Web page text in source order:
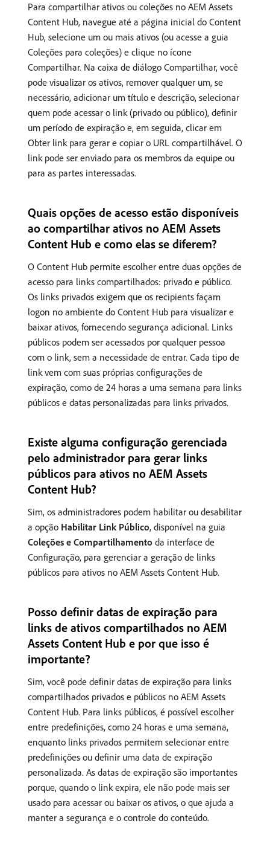
Para compartilhar ativos ou coleções no AEM Assets
Content Hub, navegue até a página inicial do Content
Hub, selecione um ou mais ativos (ou acesse a guia
Coleções para coleções) e clique no ícone
Compartilhar. Na caixa de diálogo Compartilhar, você
pode visualizar os ativos, remover qualquer um, se
necessário, adicionar um título e descrição, selecionar
quem pode acessar o link (privado ou público), definir
um período de expiração e, em seguida, clicar em
Obter link para gerar e copiar o URL compartilhável. O
link pode ser enviado para os membros da equipe ou
para as partes interessadas.
Quais opções de acesso estão disponíveis
ao compartilhar ativos no AEM Assets
Content Hub e como elas se diferem?
O Content Hub permite escolher entre duas opções de
acesso para links compartilhados: privado e público.
Os links privados exigem que os recipients façam
logon no ambiente do Content Hub para visualizar e
baixar ativos, fornecendo segurança adicional. Links
públicos podem ser acessados por qualquer pessoa
com o link, sem a necessidade de entrar. Cada tipo de
link vem com suas próprias configurações de
expiração, como de 24 horas a uma semana para links
públicos e datas personalizadas para links privados.
Existe alguma configuração gerenciada
pelo administrador para gerar links
públicos para ativos no AEM Assets
Content Hub?
Sim, os administradores podem habilitar ou desabilitar
a opção Habilitar Link Público, disponível na guia
Coleções e Compartilhamento da interface de
Configuração, para gerenciar a geração de links
públicos para ativos no AEM Assets Content Hub.
Posso definir datas de expiração para
links de ativos compartilhados no AEM
Assets Content Hub e por que isso é
importante?
Sim, você pode definir datas de expiração para links
compartilhados privados e públicos no AEM Assets
Content Hub. Para links públicos, é possível escolher
entre predefinições, como 24 horas e uma semana,
enquanto links privados permitem selecionar entre
predefinições ou definir uma data de expiração
personalizada. As datas de expiração são importantes
porque, quando o link expira, ele não pode mais ser
usado para acessar ou baixar os ativos, o que ajuda a
manter a segurança e o controle do conteúdo.